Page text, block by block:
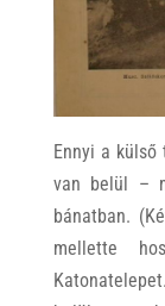
Ennyi a külső
van belül –
bánatban.
mellette